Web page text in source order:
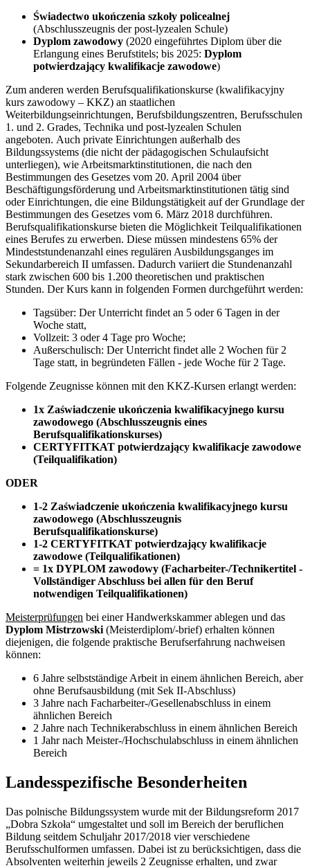
Świadectwo ukończenia szkoły policealnej
(Abschlusszeugnis der post-lyzealen Schule)
Dyplom zawodowy (2020 eingeführtes Diplom über die
Erlangung eines Berufstitels; bis 2025: Dyplom
potwierdzający kwalifikacje zawodowe)
Zum anderen werden Berufsqualifikationskurse (kwalifikacyjny
kurs zawodowy – KKZ) an staatlichen
Weiterbildungseinrichtungen, Berufsbildungszentren, Berufsschulen
1. und 2. Grades, Technika und post-lyzealen Schulen
angeboten. Auch private Einrichtungen außerhalb des
Bildungssystems (die nicht der pädagogischen Schulaufsicht
unterliegen), wie Arbeitsmarktinstitutionen, die nach den
Bestimmungen des Gesetzes vom 20. April 2004 über
Beschäftigungsförderung und Arbeitsmarktinstitutionen tätig sind
oder Einrichtungen, die eine Bildungstätigkeit auf der Grundlage der
Bestimmungen des Gesetzes vom 6. März 2018 durchführen.
Berufsqualifikationskurse bieten die Möglichkeit Teilqualifikationen
eines Berufes zu erwerben. Diese müssen mindestens 65% der
Mindeststundenanzahl eines regulären Ausbildungsganges im
Sekundarbereich II umfassen. Dadurch variiert die Stundenanzahl
stark zwischen 600 bis 1.200 theoretischen und praktischen
Stunden. Der Kurs kann in folgenden Formen durchgeführt werden:
Tagsüber: Der Unterricht findet an 5 oder 6 Tagen in der
Woche statt,
Vollzeit: 3 oder 4 Tage pro Woche;
Außerschulisch: Der Unterricht findet alle 2 Wochen für 2
Tage statt, in begründeten Fällen - jede Woche für 2 Tage.
Folgende Zeugnisse können mit den KKZ-Kursen erlangt werden:
1x Zaświadczenie ukończenia kwalifikacyjnego kursu
zawodowego (Abschlusszeugnis eines
Berufsqualifikationskurses)
CERTYFITKAT potwierdzający kwalifikacje zawodowe
(Teilqualifikation)
ODER
1-2 Zaświadczenie ukończenia kwalifikacyjnego kursu
zawodowego (Abschlusszeugnis
Berufsqualifikationskurse)
1-2 CERTYFITKAT potwierdzający kwalifikacje
zawodowe (Teilqualifikationen)
= 1x DYPLOM zawodowy (Facharbeiter-/Technikertitel -
Vollständiger Abschluss bei allen für den Beruf
notwendigen Teilqualifikationen)
Meisterprüfungen bei einer Handwerkskammer ablegen und das
Dyplom Mistrzowski (Meisterdiplom/-brief) erhalten können
diejenigen, die folgende praktische Berufserfahrung nachweisen
können:
6 Jahre selbstständige Arbeit in einem ähnlichen Bereich, aber
ohne Berufsausbildung (mit Sek II-Abschluss)
3 Jahre nach Facharbeiter-/Gesellenabschluss in einem
ähnlichen Bereich
2 Jahre nach Technikerabschluss in einem ähnlichen Bereich
1 Jahr nach Meister-/Hochschulabschluss in einem ähnlichen
Bereich
Landesspezifische Besonderheiten
Das polnische Bildungssystem wurde mit der Bildungsreform 2017
„Dobra Szkoła“ umgestaltet und soll im Bereich der beruflichen
Bildung seitdem Schuljahr 2017/2018 vier verschiedene
Berufsschulformen umfassen. Dabei ist zu berücksichtigen, dass die
Absolventen weiterhin jeweils 2 Zeugnisse erhalten, und zwar